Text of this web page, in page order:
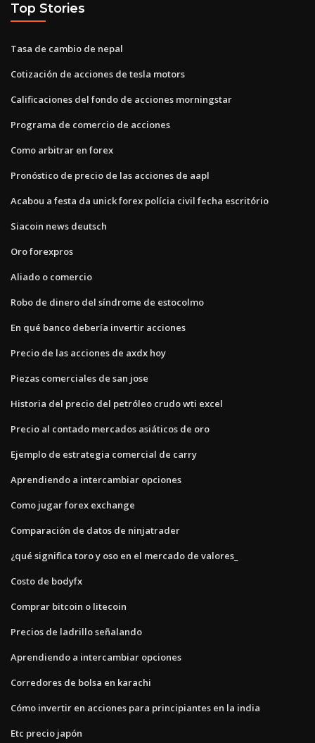
Top Stories
Tasa de cambio de nepal
Cotización de acciones de tesla motors
Calificaciones del fondo de acciones morningstar
Programa de comercio de acciones
Como arbitrar en forex
Pronóstico de precio de las acciones de aapl
Acabou a festa da unick forex polícia civil fecha escritório
Siacoin news deutsch
Oro forexpros
Aliado o comercio
Robo de dinero del síndrome de estocolmo
En qué banco debería invertir acciones
Precio de las acciones de axdx hoy
Piezas comerciales de san jose
Historia del precio del petróleo crudo wti excel
Precio al contado mercados asiáticos de oro
Ejemplo de estrategia comercial de carry
Aprendiendo a intercambiar opciones
Como jugar forex exchange
Comparación de datos de ninjatrader
¿qué significa toro y oso en el mercado de valores_
Costo de bodyfx
Comprar bitcoin o litecoin
Precios de ladrillo señalando
Aprendiendo a intercambiar opciones
Corredores de bolsa en karachi
Cómo invertir en acciones para principiantes en la india
Etc precio japón